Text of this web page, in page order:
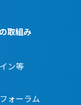
取組み
ン等
ォーラム